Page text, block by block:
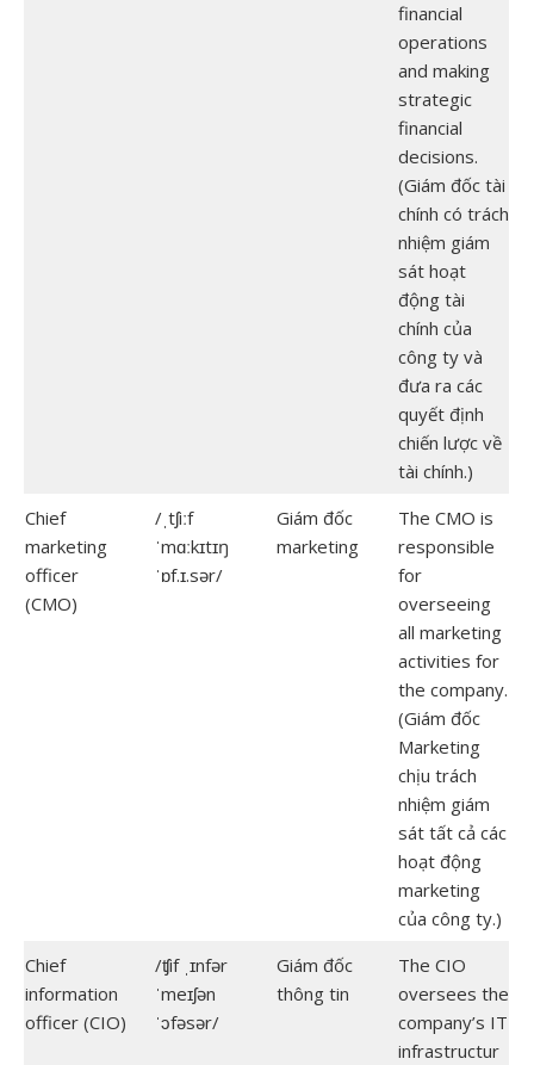
financial
operations
and making
strategic
financial
decisions.
(Giám đốc tài
chính có trách
nhiệm giám
sát hoạt
động tài
chính của
công ty và
đưa ra các
quyết định
chiến lược về
tài chính.)
Chief
marketing
officer
(CMO)
/ˌtʃiːf
ˈmɑːkɪtɪŋ
ˈɒf.ɪ.sər/
Giám đốc
marketing
The CMO is
responsible
for
overseeing
all marketing
activities for
the company.
(Giám đốc
Marketing
chịu trách
nhiệm giám
sát tất cả các
hoạt động
marketing
của công ty.)
Chief
information
officer (CIO)
/ʧif ˌɪnfər
ˈmeɪʃən
ˈɔfəsər/
Giám đốc
thông tin
The CIO
oversees the
company’s IT
infrastructur